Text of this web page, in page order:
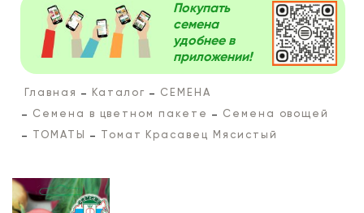
Покупать
семена
удобнее в
приложении!
Главная Каталог
СЕМЕНА
Семена в цветном пакете
Семена овощей
ТОМАТЫ
Томат Красавец Мясистый